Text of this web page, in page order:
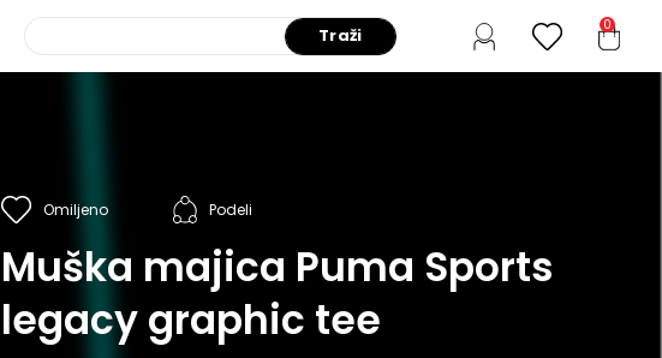
Traži 0
Omiljeno Podeli
Muška majica Puma Sports
legacy graphic tee